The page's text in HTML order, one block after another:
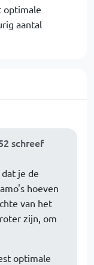
optimale
aantal
schreef
je de
hoeven
van het
zijn, om
optimale